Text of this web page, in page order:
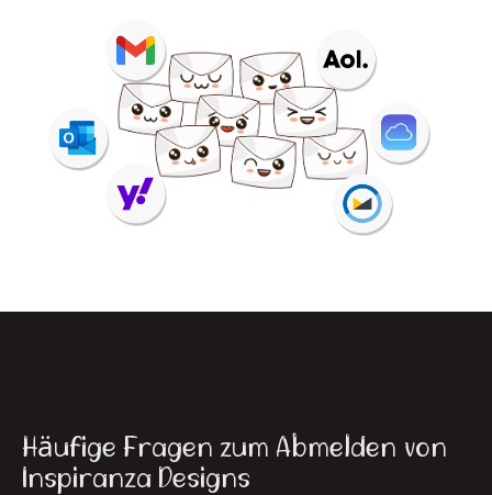
Häufige Fragen zum Abmelden von
Inspiranza Designs